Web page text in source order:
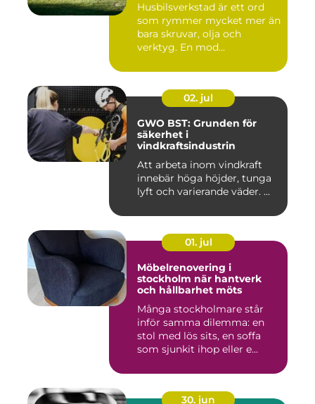
Husbilsverkstad är ett ord
som rymmer mycket mer än
bara skruvar, olja och
verktyg. En mod...
02. jul
GWO BST: Grunden för
säkerhet i
vindkraftsindustrin
Att arbeta inom vindkraft
innebär höga höjder, tunga
lyft och varierande väder. ...
01. jul
Möbelrenovering i
stockholm när hantverk
och hållbarhet möts
Många stockholmare står
inför samma dilemma: en
stol med lös sits, en soffa
som sjunkit ihop eller e...
30. jun